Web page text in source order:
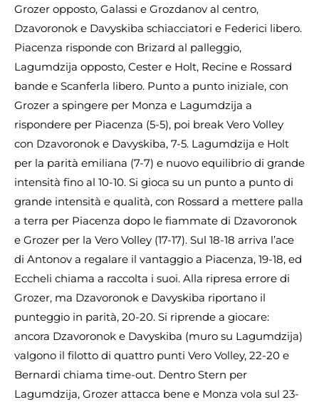
Grozer opposto, Galassi e Grozdanov al centro,
Dzavoronok e Davyskiba schiacciatori e Federici libero.
Piacenza risponde con Brizard al palleggio,
Lagumdzija opposto, Cester e Holt, Recine e Rossard
bande e Scanferla libero. Punto a punto iniziale, con
Grozer a spingere per Monza e Lagumdzija a
rispondere per Piacenza (5-5), poi break Vero Volley
con Dzavoronok e Davyskiba, 7-5. Lagumdzija e Holt
per la parità emiliana (7-7) e nuovo equilibrio di grande
intensità fino al 10-10. Si gioca su un punto a punto di
grande intensità e qualità, con Rossard a mettere palla
a terra per Piacenza dopo le fiammate di Dzavoronok
e Grozer per la Vero Volley (17-17). Sul 18-18 arriva l’ace
di Antonov a regalare il vantaggio a Piacenza, 19-18, ed
Eccheli chiama a raccolta i suoi. Alla ripresa errore di
Grozer, ma Dzavoronok e Davyskiba riportano il
punteggio in parità, 20-20. Si riprende a giocare:
ancora Dzavoronok e Davyskiba (muro su Lagumdzija)
valgono il filotto di quattro punti Vero Volley, 22-20 e
Bernardi chiama time-out. Dentro Stern per
Lagumdzija, Grozer attacca bene e Monza vola sul 23-